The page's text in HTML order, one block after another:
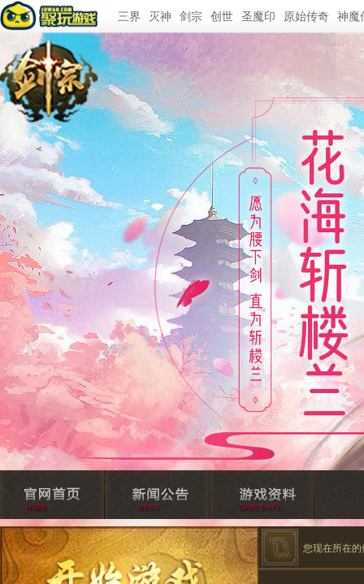
三界 灭神 剑宗 创世 圣魔印 原始传奇 神魔
您现在所在